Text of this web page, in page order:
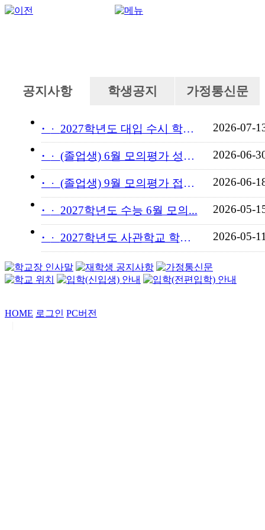
공지사항 학생공지 가정통신문
· 2027학년도 대입 수시 학교... 2026-07-
· (졸업생) 6월 모의평가 성적... 2026-06-
· (졸업생) 9월 모의평가 접수... 2026-06-
· 2027학년도 수능 6월 모의... 2026-05-
· 2027학년도 사관학교 학교장... 2026-05-
HOME 로그인 PC버전